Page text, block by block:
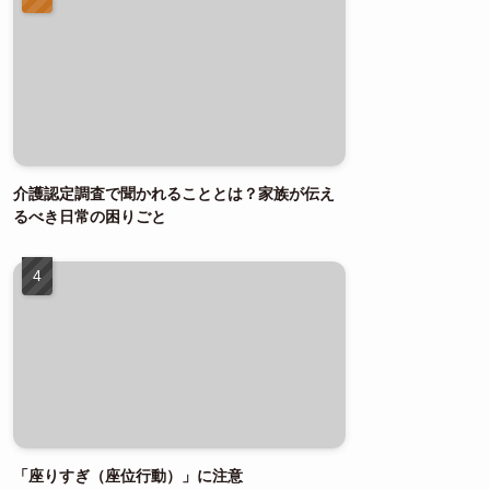
介護認定調査で聞かれることとは？家族が伝え
るべき日常の困りごと
「座りすぎ（座位行動）」に注意